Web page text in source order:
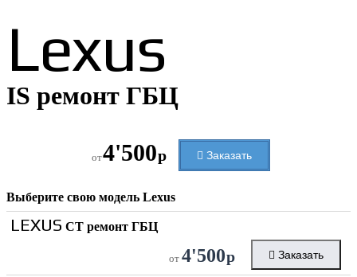
Lexus
IS ремонт ГБЦ
от4'500р Заказать
Выберите свою модель Lexus
LEXUS CT ремонт ГБЦ
от 4'500р Заказать